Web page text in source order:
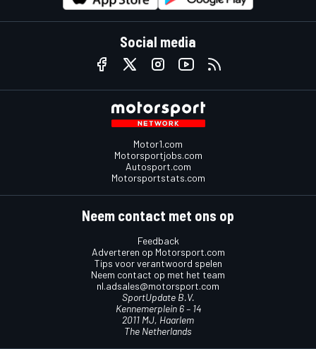
Social media
Motor1.com
Motorsportjobs.com
Autosport.com
Motorsportstats.com
Neem contact met ons op
Feedback
Adverteren op Motorsport.com
Tips voor verantwoord spelen
Neem contact op met het team
nl.adsales@motorsport.com
SportUpdate B.V.
Kennemerplein 6 – 14
2011 MJ, Haarlem
The Netherlands